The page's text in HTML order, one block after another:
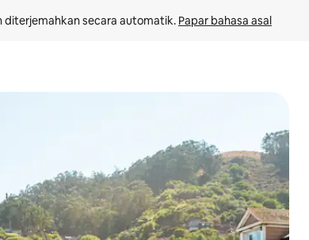
secara automatik. Papar bahasa asal